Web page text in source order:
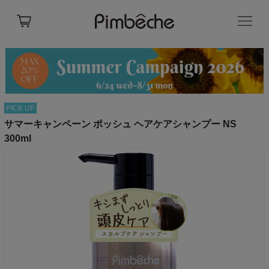
PICK UP
サマーキャンペーン ポッシュ ヘアケアシャンプー NS
300ml